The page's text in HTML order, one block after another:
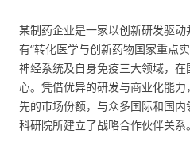
某制药企业是一家以创新研发驱
有“转化医学与创新药物国家重点
神经系统及自身免疫三大领域，
心。凭借优异的研发与商业化能
先的市场份额，与众多国际和国
科研院所建立了战略合作伙伴关系。